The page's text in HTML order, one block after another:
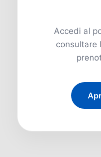
Accedi al
consultare